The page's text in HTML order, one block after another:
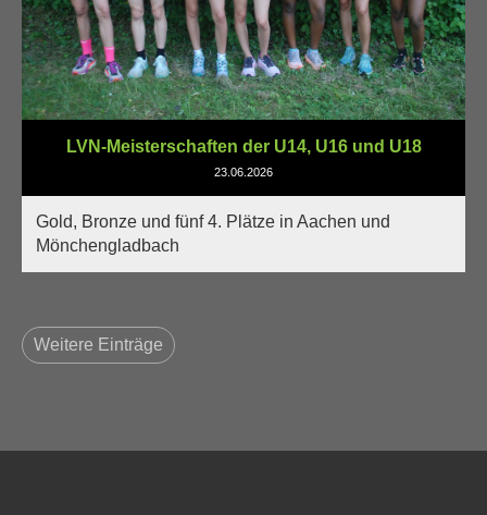
LVN-Meisterschaften der U14, U16 und U18
23.06.2026
Gold, Bronze und fünf 4. Plätze in Aachen und
Mönchengladbach
Weitere Einträge